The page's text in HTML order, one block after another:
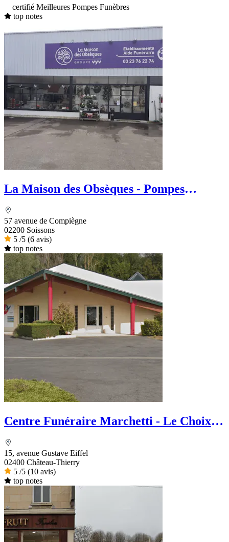
certifié Meilleures Pompes Funèbres
top notes
La Maison des Obsèques - Pompes
57 avenue de Compiègne
02200 Soissons
5 /5 (6 avis)
top notes
Centre Funéraire Marchetti - Le Choix
15, avenue Gustave Eiffel
02400 Château-Thierry
5 /5 (10 avis)
top notes